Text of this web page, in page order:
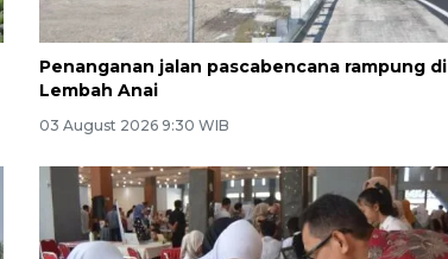
Penanganan jalan pascabencana rampung di
Lembah Anai
03 August 2026 9:30 WIB